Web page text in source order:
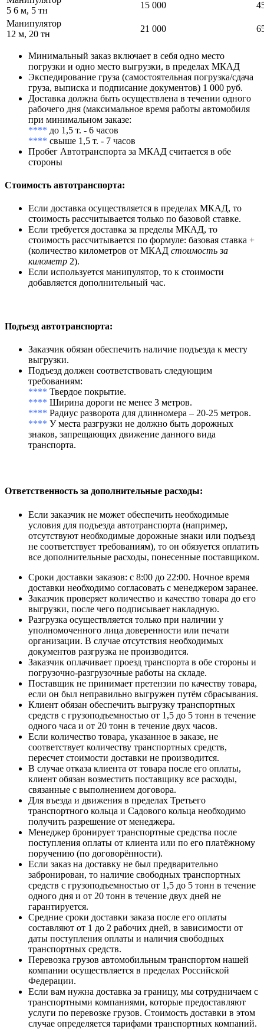
5 6 м, 5 тн
15 000
Манипулятор
12 м, 20 тн
21 000
Минимальный заказ включает в себя одно место
погрузки и одно место выгрузки, в пределах МКАД
Экспедирование груза (самостоятельная погрузка/сдача
груза, выписка и подписание документов) 1 000 руб.
Доставка должна быть осуществлена в течении одного
рабочего дня (максимальное время работы автомобиля
при минимальном заказе:
**** до 1,5 т. - 6 часов
**** свыше 1,5 т. - 7 часов
Пробег Автотранспорта за МКАД считается в обе
стороны
Стоимость автотранспорта:
Если доставка осуществляется в пределах МКАД, то
стоимость рассчитывается только по базовой ставке.
Если требуется доставка за пределы МКАД, то
стоимость рассчитывается по формуле: базовая ставка +
(количество километров от МКАД стоимость за
километр 2).
Если используется манипулятор, то к стоимости
добавляется дополнительный час.
Подъезд автотранспорта:
Заказчик обязан обеспечить наличие подъезда к месту
выгрузки.
Подъезд должен соответствовать следующим
требованиям:
**** Твердое покрытие.
**** Ширина дороги не менее 3 метров.
**** Радиус разворота для длинномера – 20-25 метров.
**** У места разгрузки не должно быть дорожных
знаков, запрещающих движение данного вида
транспорта.
Ответственность за дополнительные расходы:
Если заказчик не может обеспечить необходимые
условия для подъезда автотранспорта (например,
отсутствуют необходимые дорожные знаки или подъезд
не соответствует требованиям), то он обязуется оплатить
все дополнительные расходы, понесенные поставщиком.
Сроки доставки заказов: с 8:00 до 22:00. Ночное время
доставки необходимо согласовать с менеджером заранее.
Заказчик проверяет количество и качество товара до его
выгрузки, после чего подписывает накладную.
Разгрузка осуществляется только при наличии у
уполномоченного лица доверенности или печати
организации. В случае отсутствия необходимых
документов разгрузка не производится.
Заказчик оплачивает проезд транспорта в обе стороны и
погрузочно-разгрузочные работы на складе.
Поставщик не принимает претензии по качеству товара,
если он был неправильно выгружен путём сбрасывания.
Клиент обязан обеспечить выгрузку транспортных
средств с грузоподъемностью от 1,5 до 5 тонн в течение
одного часа и от 20 тонн в течение двух часов.
Если количество товара, указанное в заказе, не
соответствует количеству транспортных средств,
пересчет стоимости доставки не производится.
В случае отказа клиента от товара после его оплаты,
клиент обязан возместить поставщику все расходы,
связанные с выполнением договора.
Для въезда и движения в пределах Третьего
транспортного кольца и Садового кольца необходимо
получить разрешение от менеджера.
Менеджер бронирует транспортные средства после
поступления оплаты от клиента или по его платёжному
поручению (по договорённости).
Если заказ на доставку не был предварительно
забронирован, то наличие свободных транспортных
средств с грузоподъемностью от 1,5 до 5 тонн в течение
одного дня и от 20 тонн в течение двух дней не
гарантируется.
Средние сроки доставки заказа после его оплаты
составляют от 1 до 2 рабочих дней, в зависимости от
даты поступления оплаты и наличия свободных
транспортных средств.
Перевозка грузов автомобильным транспортом нашей
компании осуществляется в пределах Российской
Федерации.
Если вам нужна доставка за границу, мы сотрудничаем с
транспортными компаниями, которые предоставляют
услуги по перевозке грузов. Стоимость доставки в этом
случае определяется тарифами транспортных компаний.